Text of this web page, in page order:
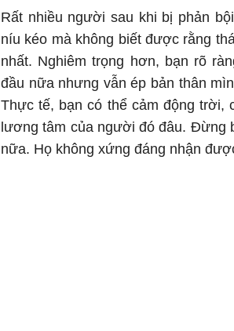
Rất nhiều người sau khi bị phản
níu kéo mà không biết được rằng
nhất. Nghiêm trọng hơn, bạn rõ
đầu nữa nhưng vẫn ép bản thân
Thực tế, bạn có thể cảm động trời,
lương tâm của người đó đâu. Đừng
nữa. Họ không xứng đáng nhận